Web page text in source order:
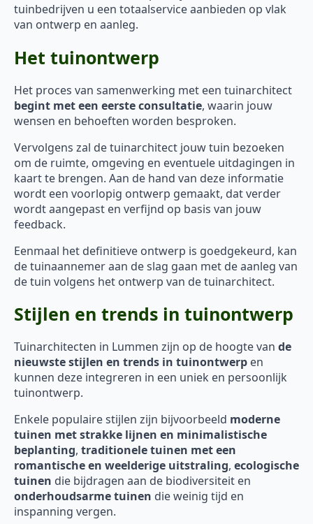
tuinbedrijven u een totaalservice aanbieden op vlak
van ontwerp en aanleg.
Het tuinontwerp
Het proces van samenwerking met een tuinarchitect
begint met een eerste consultatie, waarin jouw
wensen en behoeften worden besproken.
Vervolgens zal de tuinarchitect jouw tuin bezoeken
om de ruimte, omgeving en eventuele uitdagingen in
kaart te brengen. Aan de hand van deze informatie
wordt een voorlopig ontwerp gemaakt, dat verder
wordt aangepast en verfijnd op basis van jouw
feedback.
Eenmaal het definitieve ontwerp is goedgekeurd, kan
de tuinaannemer aan de slag gaan met de aanleg van
de tuin volgens het ontwerp van de tuinarchitect.
Stijlen en trends in tuinontwerp
Tuinarchitecten in Lummen zijn op de hoogte van de
nieuwste stijlen en trends in tuinontwerp en
kunnen deze integreren in een uniek en persoonlijk
tuinontwerp.
Enkele populaire stijlen zijn bijvoorbeeld moderne
tuinen met strakke lijnen en minimalistische
beplanting, traditionele tuinen met een
romantische en weelderige uitstraling, ecologische
tuinen die bijdragen aan de biodiversiteit en
onderhoudsarme tuinen die weinig tijd en
inspanning vergen.